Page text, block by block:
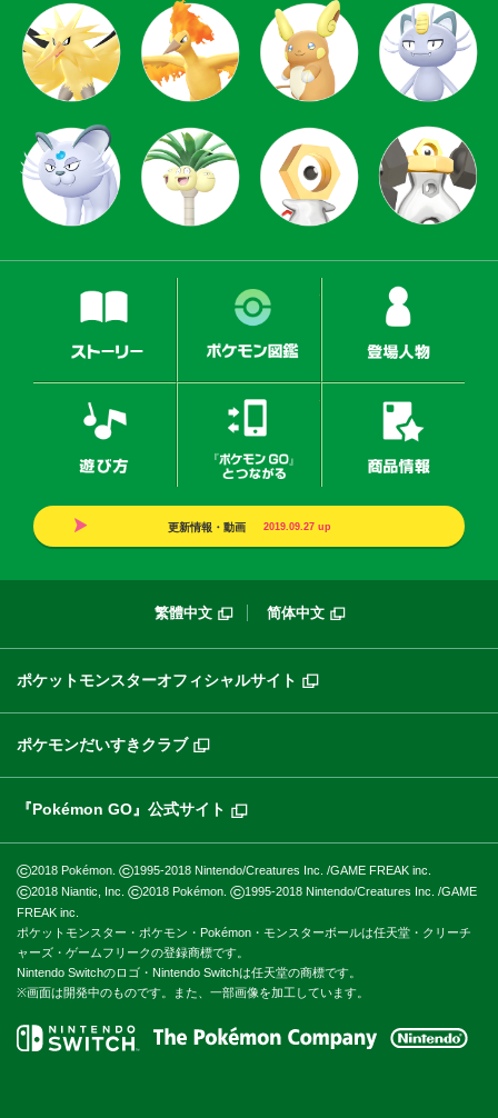
ストーリー ポケモン図鑑
更新情報・動画 2019.09.27up
繁體中文 简体中文
ポケットモンスターオフィシャルサイト
ポケモンだいすきクラブ
『Pokémon GO』公式サイト
©2018 Pokémon. ©1995-2018 Nintendo/Creatures Inc. /GAME FREAK inc.
©2018 Niantic, Inc. ©2018 Pokémon. ©1995-2018 Nintendo/Creatures Inc. /GAME
FREAK inc.
ポケットモンスター・ポケモン・Pokémon・モンスターボールは任天堂・クリーチ
ャーズ・ゲームフリークの登録商標です。
Nintendo Switchのロゴ・Nintendo Switchは任天堂の商標です。
※画面は開発中のものです。また、一部画像を加工しています。